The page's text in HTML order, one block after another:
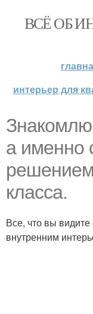
ВСЁ ОБ
интерьер для
а именно
класса.
Все, что вы
внутренним